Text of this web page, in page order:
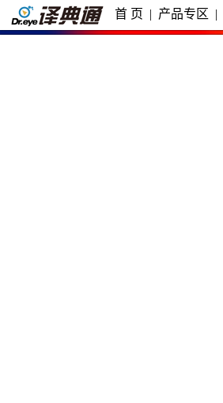
首 页 | 产品专区 |